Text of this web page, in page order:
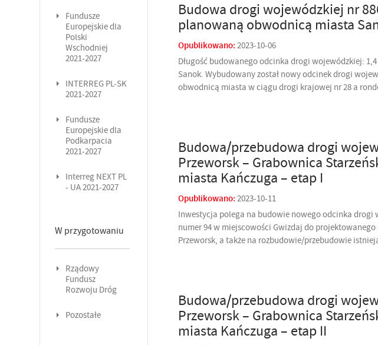
Fundusze
Europejskie dla
Polski
Wschodniej
2021-2027
INTERREG PL-SK
2021-2027
Fundusze
Europejskie dla
Podkarpacia
2021-2027
Interreg NEXT PL
- UA 2021-2027
W przygotowaniu
Rządowy
Fundusz
Rozwoju Dróg
Pozostałe
Budowa drogi wojewódzkiej nr
planowaną obwodnicą miasta
Opublikowano:2023-10-06
Długość budowanego odcinka drogi wojewódzkiej:
Sanok. Wybudowany został nowy odcinek drogi
obwodnicą miasta w ciągu drogi krajowej nr 28 a
Budowa/przebudowa drogi
Przeworsk – Grabownica
miasta Kańczuga – etap I
Opublikowano:2023-10-11
Inwestycja polega na budowie nowego odcinka
numer 94 w miejscowości Gwizdaj do
Przeworsk, a także na rozbudowie/przebudowie
Budowa/przebudowa drogi
Przeworsk – Grabownica
miasta Kańczuga – etap II